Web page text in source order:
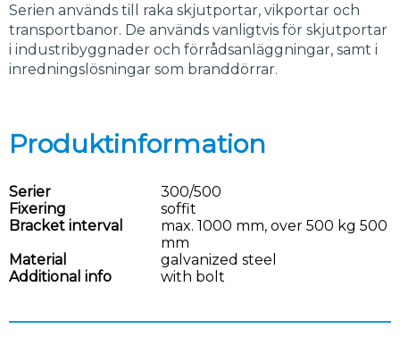
Serien används till raka skjutportar, vikportar och
transportbanor. De används vanligtvis för skjutportar
i industribyggnader och förrådsanläggningar, samt i
inredningslösningar som branddörrar.
Produktinformation
Serier
300/500
Fixering
soffit
Bracket interval
max. 1000 mm, over 500 kg 500
mm
Material
galvanized steel
Additional info
with bolt